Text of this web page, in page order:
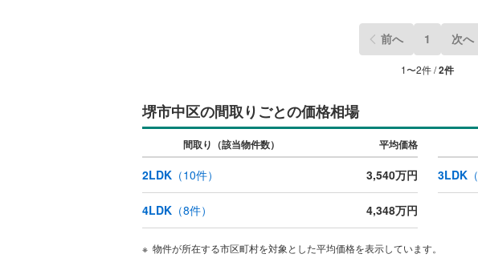
前へ 1 次へ
1〜2件 /2件
堺市中区の間取りごとの価格相場
間取り（該当物件数） 平均価格
2LDK （10件） 3,540万円 3LDK（
4LDK （8件） 4,348万円
物件が所在する市区町村を対象とした平均価格を表示しています。